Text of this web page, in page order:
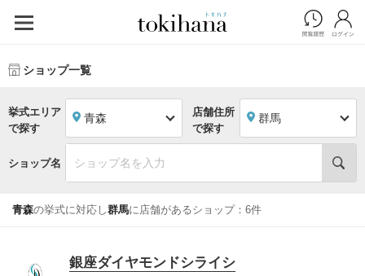
ショップ一覧
挙式エリア
で探す
青森
店舗住所
で探す
群馬
ショップ名
青森の挙式に対応し群馬に店舗があるショップ：6件
銀座ダイヤモンドシライシ